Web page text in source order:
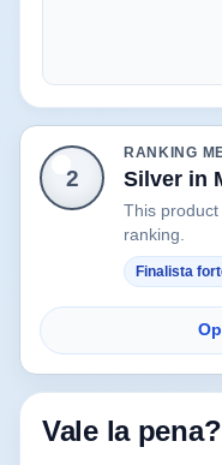
2
RANKING
Silver in
This
ranking.
Finalista
Vale la pena?